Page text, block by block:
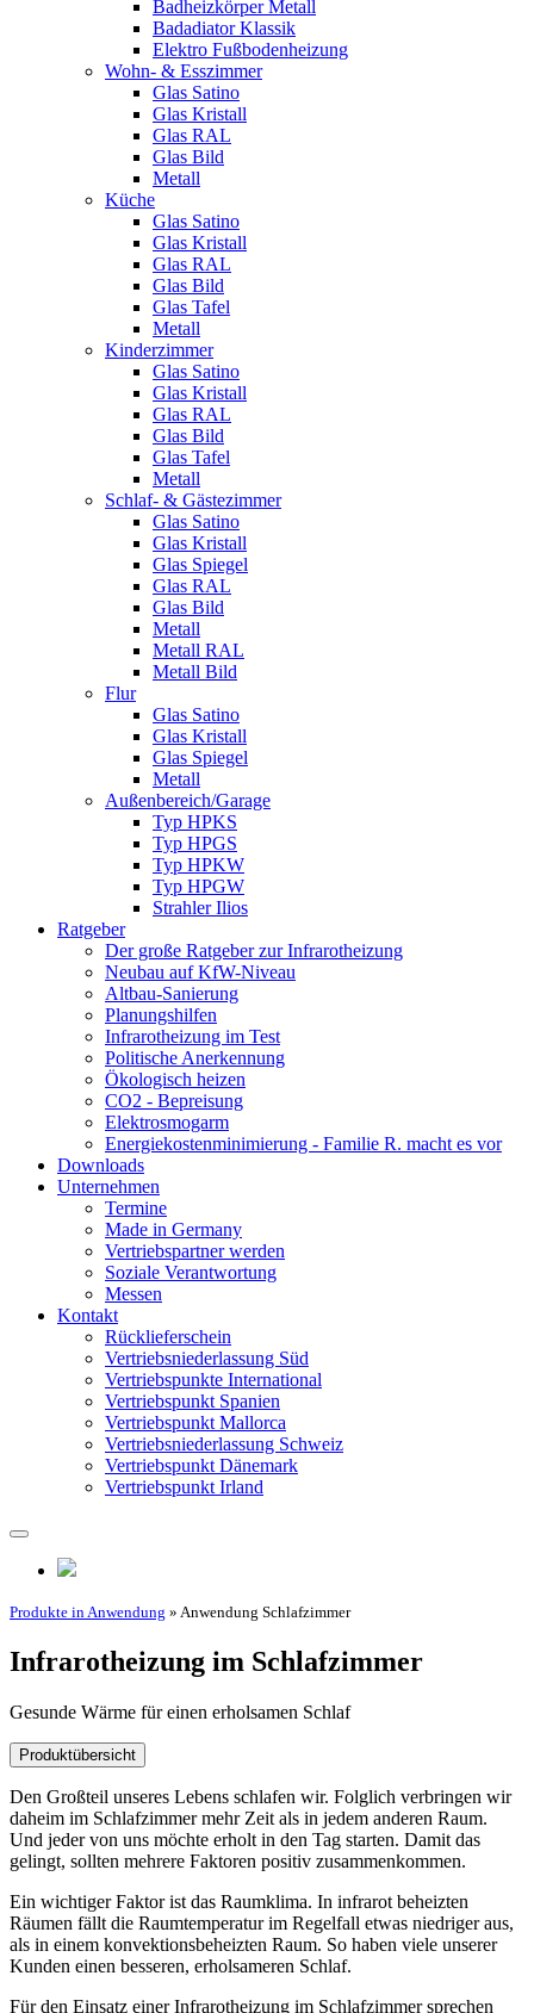
Badheizkörper Metall
Badadiator Klassik
Elektro Fußbodenheizung
Wohn- & Esszimmer
Glas Satino
Glas Kristall
Glas RAL
Glas Bild
Metall
Küche
Glas Satino
Glas Kristall
Glas RAL
Glas Bild
Glas Tafel
Metall
Kinderzimmer
Glas Satino
Glas Kristall
Glas RAL
Glas Bild
Glas Tafel
Metall
Schlaf- & Gästezimmer
Glas Satino
Glas Kristall
Glas Spiegel
Glas RAL
Glas Bild
Metall
Metall RAL
Metall Bild
Flur
Glas Satino
Glas Kristall
Glas Spiegel
Metall
Außenbereich/Garage
Typ HPKS
Typ HPGS
Typ HPKW
Typ HPGW
Strahler Ilios
Ratgeber
Der große Ratgeber zur Infrarotheizung
Neubau auf KfW-Niveau
Altbau-Sanierung
Planungshilfen
Infrarotheizung im Test
Politische Anerkennung
Ökologisch heizen
CO2 - Bepreisung
Elektrosmogarm
Energiekostenminimierung - Familie R. macht es vor
Downloads
Unternehmen
Termine
Made in Germany
Vertriebspartner werden
Soziale Verantwortung
Messen
Kontakt
Rücklieferschein
Vertriebsniederlassung Süd
Vertriebspunkte International
Vertriebspunkt Spanien
Vertriebspunkt Mallorca
Vertriebsniederlassung Schweiz
Vertriebspunkt Dänemark
Vertriebspunkt Irland
Produkte in Anwendung » Anwendung Schlafzimmer
Infrarotheizung im Schlafzimmer
Gesunde Wärme für einen erholsamen Schlaf
Produktübersicht
Den Großteil unseres Lebens schlafen wir. Folglich verbringen wir
daheim im Schlafzimmer mehr Zeit als in jedem anderen Raum.
Und jeder von uns möchte erholt in den Tag starten. Damit das
gelingt, sollten mehrere Faktoren positiv zusammenkommen.
Ein wichtiger Faktor ist das Raumklima. In infrarot beheizten
Räumen fällt die Raumtemperatur im Regelfall etwas niedriger aus,
als in einem konvektionsbeheizten Raum. So haben viele unserer
Kunden einen besseren, erholsameren Schlaf.
Für den Einsatz einer Infrarotheizung im Schlafzimmer sprechen